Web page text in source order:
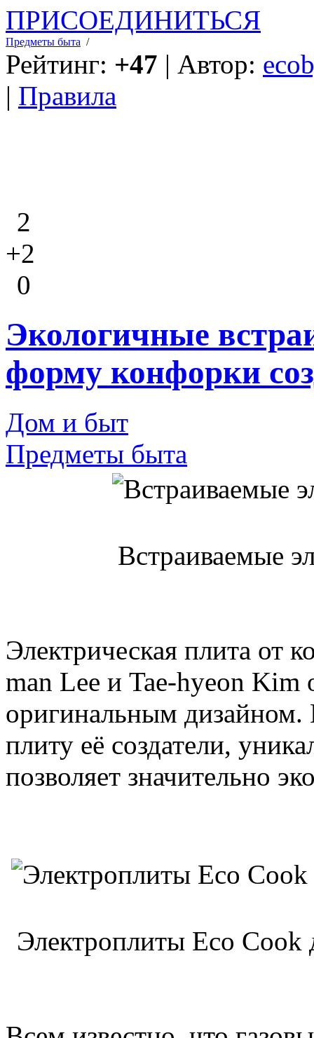
ПРИСОЕДИНИТЬСЯ
Предметы быта /
Рейтинг: +47 | Автор:
| Правила
2
+2
0
Экологичные
форму конфорки
Дом и быт
Предметы быта
Встраиваемые
Электрическая плита от
man Lee и Tae-hyeon Kim
оригинальным дизайном.
плиту её создатели,
позволяет значительно
Электроплиты Eco Cook